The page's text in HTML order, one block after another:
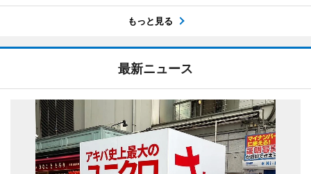
もっと見る
最新ニュース